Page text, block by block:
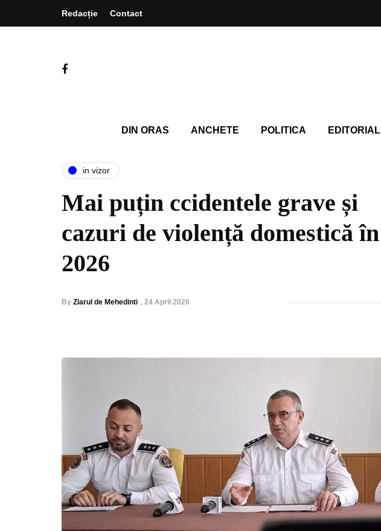
Redacție Contact
DIN ORAS ANCHETE POLITICA EDITORIAL
in vizor
Mai puțin ccidentele grave și
cazuri de violență domestică în
2026
By Ziarul de Mehedinti , 24 April 2026